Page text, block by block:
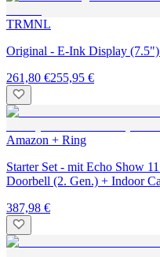
TRMNL
Original - E-Ink Display
261,80 €255,95 €
Amazon + Ring
Starter Set - mit Echo Show
Doorbell (2. Gen.) + Indoor
387,98 €